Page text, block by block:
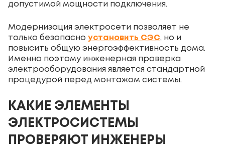
допустимой мощности подключения.
Модернизация электросети позволяет не
только безопасно установить СЭС, но и
повысить общую энергоэффективность дома.
Именно поэтому инженерная проверка
электрооборудования является стандартной
процедурой перед монтажом системы.
КАКИЕ ЭЛЕМЕНТЫ
ЭЛЕКТРОСИСТЕМЫ
ПРОВЕРЯЮТ ИНЖЕНЕРЫ